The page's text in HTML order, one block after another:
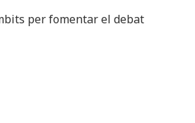
per fomentar el debat